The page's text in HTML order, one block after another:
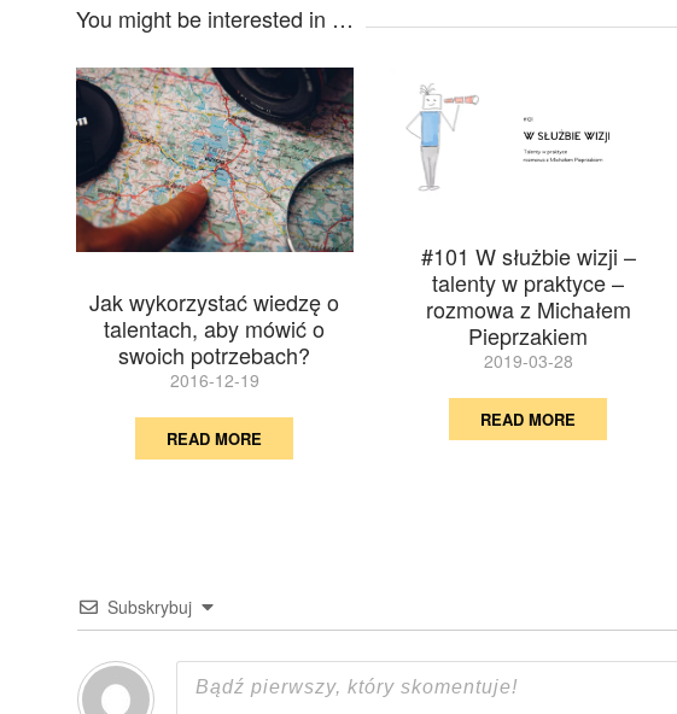
You might be interested in …
Jak wykorzystać wiedzę o
talentach, aby mówić o
swoich potrzebach?
2016-12-19
READ MORE
#101 W służbie wizji –
talenty w praktyce –
rozmowa z Michałem
Pieprzakiem
2019-03-28
READ MORE
Subskrybuj